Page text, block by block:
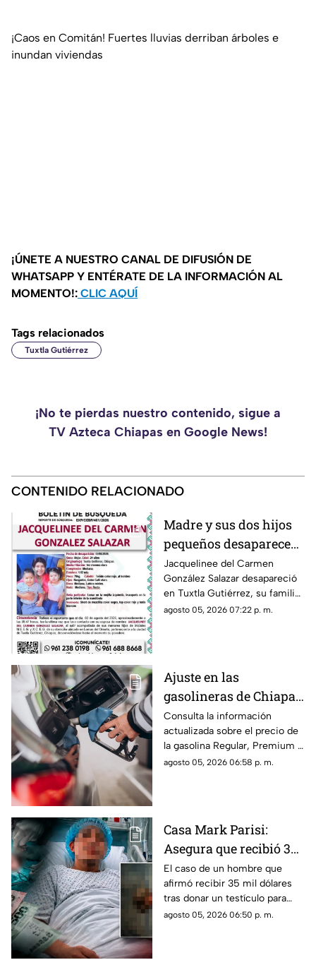
¡Caos en Comitán! Fuertes lluvias derriban árboles e
inundan viviendas
¡ÚNETE A NUESTRO CANAL DE DIFUSIÓN DE
WHATSAPP Y ENTÉRATE DE LA INFORMACIÓN AL
MOMENTO!: CLIC AQUÍ
Tags relacionados
Tuxtla Gutiérrez
¡No te pierdas nuestro contenido, sigue a
TV Azteca Chiapas en Google News!
CONTENIDO RELACIONADO
Madre y sus dos hijos
pequeños desaparecen
en Tuxtla Gutiérrez ¡Su
esposo levantó una
ficha de busqueda!
Jacquelinee del Carmen
González Salazar desapareció
en Tuxtla Gutiérrez, su familia
lo busca, por lo que han
agosto 05, 2026 07:22 p. m.
Ajuste en las
gasolineras de Chiapas:
Precio de la Magna,
Premium y Diésel este
jueves 6 de agosto
Consulta la información
actualizada sobre el precio de
la gasolina Regular, Premium y
Diésel en las estaciones de
agosto 05, 2026 06:58 p. m.
Casa Mark Parisi:
Asegura que recibió 35
mil dólares por donar
un t3stícul0
El caso de un hombre que
afirmó recibir 35 mil dólares
tras donar un testículo para
investigación científica volvió
agosto 05, 2026 06:50 p. m.